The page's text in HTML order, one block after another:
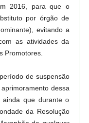
2016, para que o
por órgão de
evitando a
as atividades da
Promotores.
de suspensão
dessa
ainda que durante o
da Resolução